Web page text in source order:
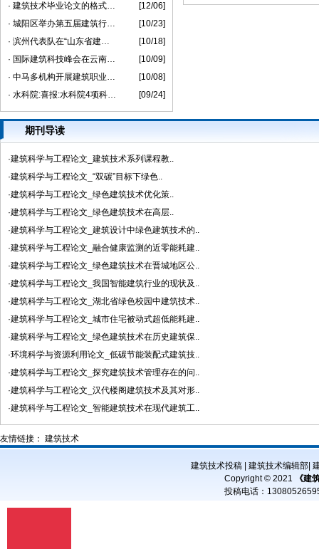
· 建筑技术毕业论文的格式（论文段落格式）
[12/06]
· 城阳区举办第五届建筑行业职工技能大赛
[10/23]
· 滨州代表队在“山东省建筑设计BIM技术应用技能
[10/18]
· 国际建筑科技峰会在云南昆明举办
[10/09]
· 中马多机构开展建筑职业技术教育合作
[10/08]
· 水科院:喜报:水科院4项科研成果获得2022年(第十届
[09/24]
期刊导读
·建筑科学与工程论文_建筑技术系列课程教..
·建筑科学与工程论文_“双碳”目标下绿色..
·建筑科学与工程论文_绿色建筑技术优化策..
·建筑科学与工程论文_绿色建筑技术在高层..
·建筑科学与工程论文_建筑设计中绿色建筑技术的..
·建筑科学与工程论文_融合健康监测的近零能耗建..
·建筑科学与工程论文_绿色建筑技术在晋城地区公..
·建筑科学与工程论文_我国智能建筑行业的现状及..
·建筑科学与工程论文_湖北省绿色校园中建筑技术..
·建筑科学与工程论文_城市住宅被动式超低能耗建..
·建筑科学与工程论文_绿色建筑技术在历史建筑保..
·环境科学与资源利用论文_低碳节能装配式建筑技..
·建筑科学与工程论文_探究建筑技术管理存在的问..
·建筑科学与工程论文_汉代楼阁建筑技术及其对形..
·建筑科学与工程论文_智能建筑技术在现代建筑工..
友情链接： 建筑技术
建筑技术投稿| 建筑技术编辑部|
Copyright © 2021
《建
投稿电话：